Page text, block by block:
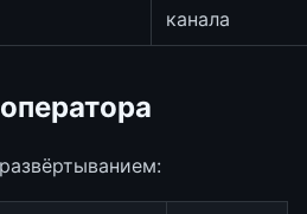
канала